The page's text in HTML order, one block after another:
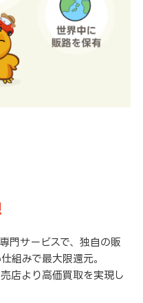
門サービスで、独自の販
組みで最大限還元。
店より高価買取を実現し